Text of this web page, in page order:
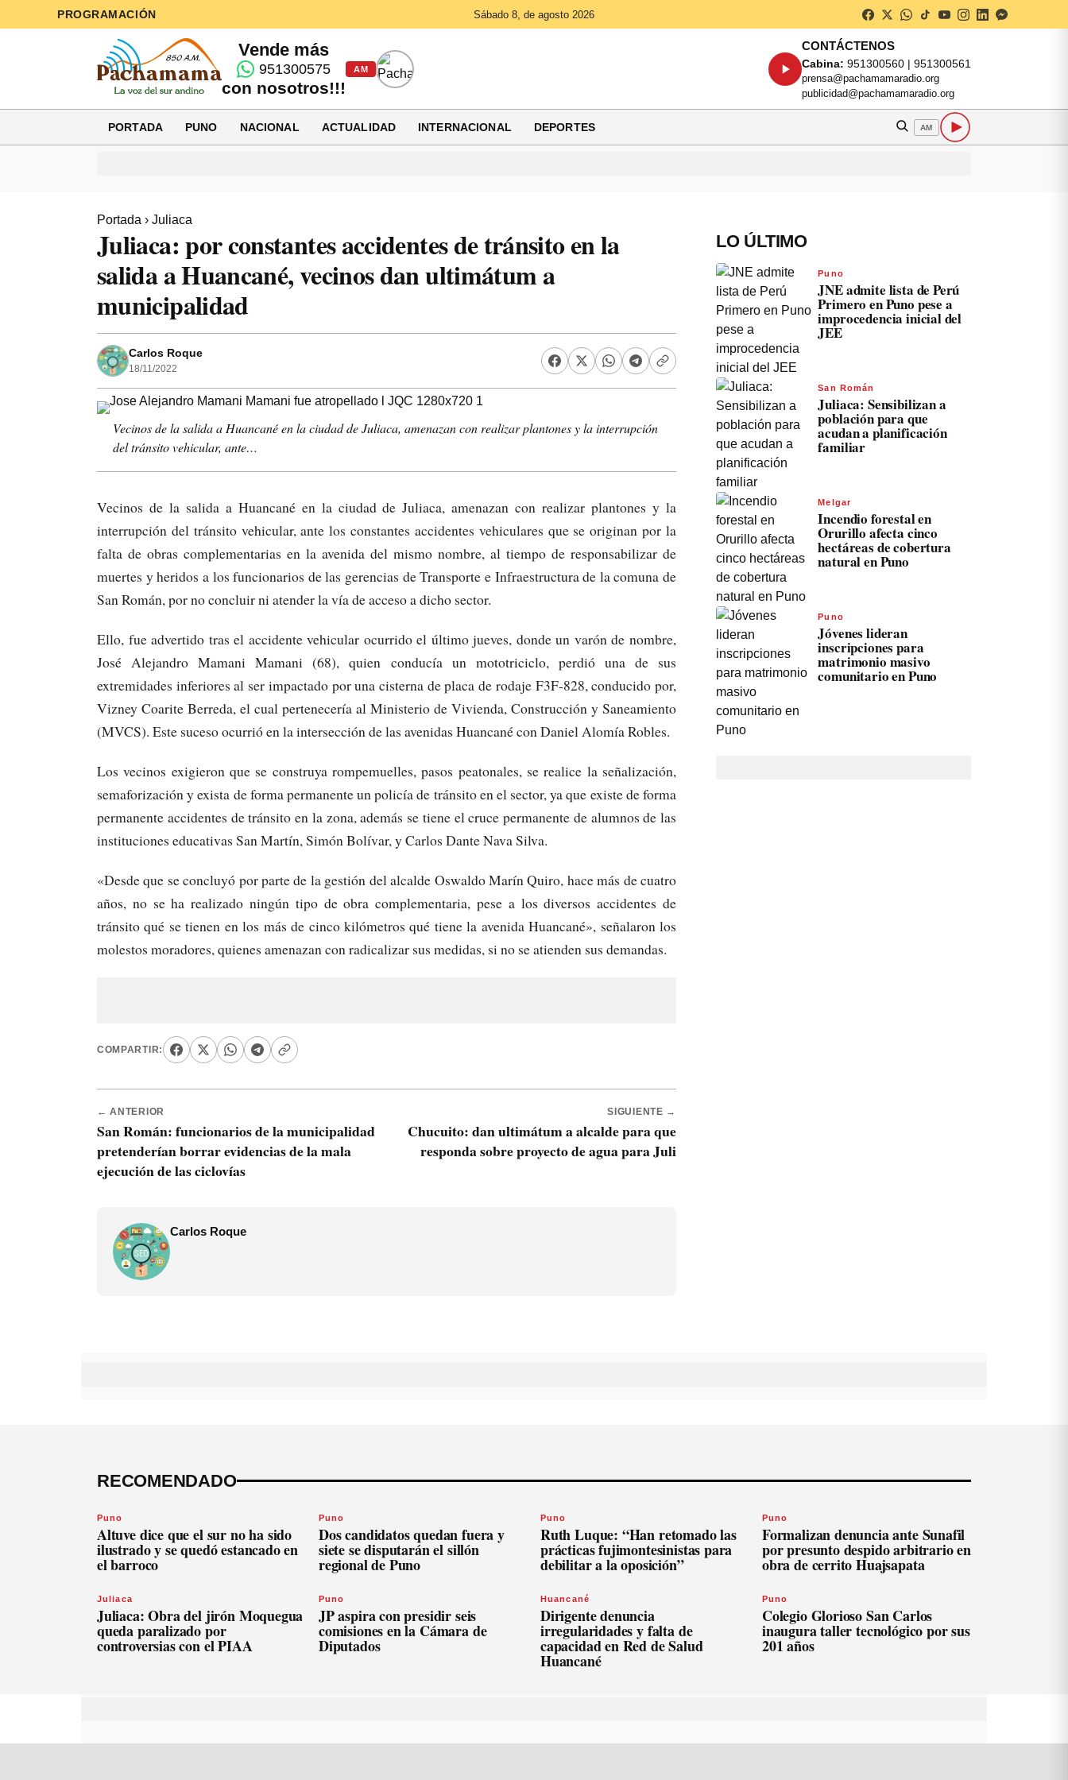
PROGRAMACIÓN Sábado 8, de agosto 2026
Vende más
951300575
con nosotros!!!
AM
CONTÁCTENOS
Cabina: 951300560 | 951300561
prensa@pachamamaradio.org
publicidad@pachamamaradio.org
PORTADA PUNO NACIONAL ACTUALIDAD INTERNACIONAL DEPORTES AM
Portada › Juliaca
Juliaca: por constantes accidentes de tránsito en la
salida a Huancané, vecinos dan ultimátum a
municipalidad
Carlos Roque
18/11/2022
Vecinos de la salida a Huancané en la ciudad de Juliaca, amenazan con realizar plantones y la interrupción
del tránsito vehicular, ante…
Vecinos de la salida a Huancané en la ciudad de Juliaca, amenazan con realizar plantones y la
interrupción del tránsito vehicular, ante los constantes accidentes vehiculares que se originan por la
falta de obras complementarias en la avenida del mismo nombre, al tiempo de responsabilizar de
muertes y heridos a los funcionarios de las gerencias de Transporte e Infraestructura de la comuna de
San Román, por no concluir ni atender la vía de acceso a dicho sector.
Ello, fue advertido tras el accidente vehicular ocurrido el último jueves, donde un varón de nombre,
José Alejandro Mamani Mamani (68), quien conducía un mototriciclo, perdió una de sus
extremidades inferiores al ser impactado por una cisterna de placa de rodaje F3F-828, conducido por,
Vizney Coarite Berreda, el cual pertenecería al Ministerio de Vivienda, Construcción y Saneamiento
(MVCS). Este suceso ocurrió en la intersección de las avenidas Huancané con Daniel Alomía Robles.
Los vecinos exigieron que se construya rompemuelles, pasos peatonales, se realice la señalización,
semaforización y exista de forma permanente un policía de tránsito en el sector, ya que existe de forma
permanente accidentes de tránsito en la zona, además se tiene el cruce permanente de alumnos de las
instituciones educativas San Martín, Simón Bolívar, y Carlos Dante Nava Silva.
«Desde que se concluyó por parte de la gestión del alcalde Oswaldo Marín Quiro, hace más de cuatro
años, no se ha realizado ningún tipo de obra complementaria, pese a los diversos accidentes de
tránsito qué se tienen en los más de cinco kilómetros qué tiene la avenida Huancané», señalaron los
molestos moradores, quienes amenazan con radicalizar sus medidas, si no se atienden sus demandas.
COMPARTIR:
← ANTERIOR
San Román: funcionarios de la municipalidad
pretenderían borrar evidencias de la mala
ejecución de las ciclovías
SIGUIENTE →
Chucuito: dan ultimátum a alcalde para que
responda sobre proyecto de agua para Juli
Carlos Roque
LO ÚLTIMO
Puno
JNE admite lista de Perú
Primero en Puno pese a
improcedencia inicial del
JEE
San Román
Juliaca: Sensibilizan a
población para que
acudan a planificación
familiar
Melgar
Incendio forestal en
Orurillo afecta cinco
hectáreas de cobertura
natural en Puno
Puno
Jóvenes lideran
inscripciones para
matrimonio masivo
comunitario en Puno
RECOMENDADO
Puno
Altuve dice que el sur no ha sido
ilustrado y se quedó estancado en
el barroco
Puno
Dos candidatos quedan fuera y
siete se disputarán el sillón
regional de Puno
Puno
Ruth Luque: “Han retomado las
prácticas fujimontesinistas para
debilitar a la oposición”
Puno
Formalizan denuncia ante Sunafil
por presunto despido arbitrario en
obra de cerrito Huajsapata
Juliaca
Juliaca: Obra del jirón Moquegua
queda paralizado por
controversias con el PIAA
Puno
JP aspira con presidir seis
comisiones en la Cámara de
Diputados
Huancané
Dirigente denuncia
irregularidades y falta de
capacidad en Red de Salud
Huancané
Puno
Colegio Glorioso San Carlos
inaugura taller tecnológico por sus
201 años